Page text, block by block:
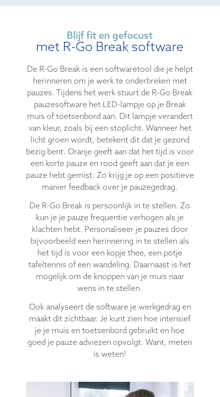
Blijf fit en gefocust
met R-Go Break software
De R-Go Break is een softwaretool die je helpt
herinneren om je werk te onderbreken met
pauzes. Tijdens het werk stuurt de R-Go Break
pauzesoftware het LED-lampje op je Break
muis of toetsenbord aan. Dit lampje verandert
van kleur, zoals bij een stoplicht. Wanneer het
licht groen wordt, betekent dit dat je gezond
bezig bent. Oranje geeft aan dat het tijd is voor
een korte pauze en rood geeft aan dat je een
pauze hebt gemist. Zo krijg je op een positieve
manier feedback over je pauzegedrag.
De R-Go Break is persoonlijk in te stellen. Zo
kun je je pauze frequentie verhogen als je
klachten hebt. Personaliseer je pauzes door
bijvoorbeeld een herinnering in te stellen als
het tijd is voor een kopje thee, een potje
tafeltennis of een wandeling. Daarnaast is het
mogelijk om de knoppen van je muis naar
wens in te stellen.
Ook analyseert de software je werkgedrag en
maakt dit zichtbaar. Je kunt zien hoe intensief
je je muis en toetsenbord gebruikt en hoe
goed je pauze adviezen opvolgt. Want, meten
is weten!